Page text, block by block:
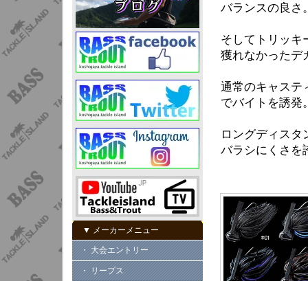
▼ メーカーメニュー
・ 大会エントリー
・ リープス
バランスの良さ
そしてトリッキ
獲れなかったデ
通常のキャステ
でバイトを誘発
ロングディス
バラシにくさを